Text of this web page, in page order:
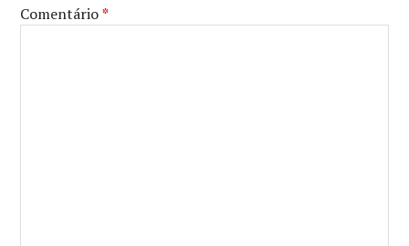
FOX
SEARCHLIGHT
Comentário*